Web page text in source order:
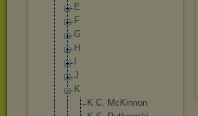
E
F
G
H
J
K
K.C. McKinnon